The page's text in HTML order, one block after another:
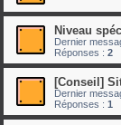
Niveau
Dernier
Réponses : 2
[Conseil]
Dernier
Réponses : 1